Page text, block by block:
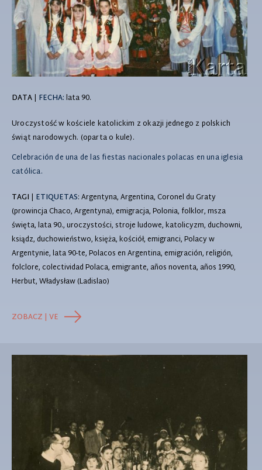
DATA| FECHA:lata 90.
Uroczystość w kościele katolickim z okazji jednego z polskich
świąt narodowych. (oparta o kule).
Celebración de una de las fiestas nacionales polacas en una iglesia
católica.
TAGI | ETIQUETAS: Argentyna, Argentina, Coronel du Graty
(prowincja Chaco, Argentyna), emigracja, Polonia, folklor, msza
święta, lata 90., uroczystości, stroje ludowe, katolicyzm, duchowni,
ksiądz, duchowieństwo, księża, kościół, emigranci, Polacy w
Argentynie, lata 90-te, Polacos en Argentina, emigración, religión,
folclore, colectividad Polaca, emigrante, años noventa, años 1990,
Herbut, Władysław (Ladislao)
ZOBACZ | VE